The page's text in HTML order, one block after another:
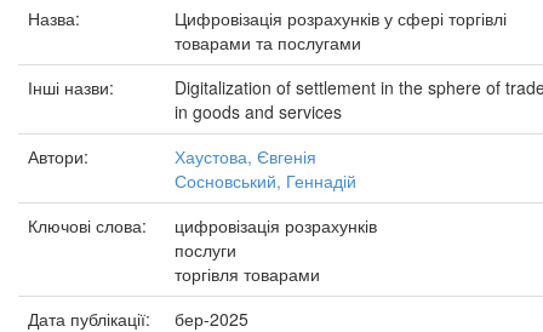
Назва:
Цифровізація розрахунків у сфері торгівлі
товарами та послугами
Інші назви:
Digitalization of settlement in the sphere of
in goods and services
Автори:
Хаустова, Євгенія
Сосновський, Геннадій
Ключові слова:
цифровізація розрахунків
послуги
торгівля товарами
Дата публікації:
бер-2025